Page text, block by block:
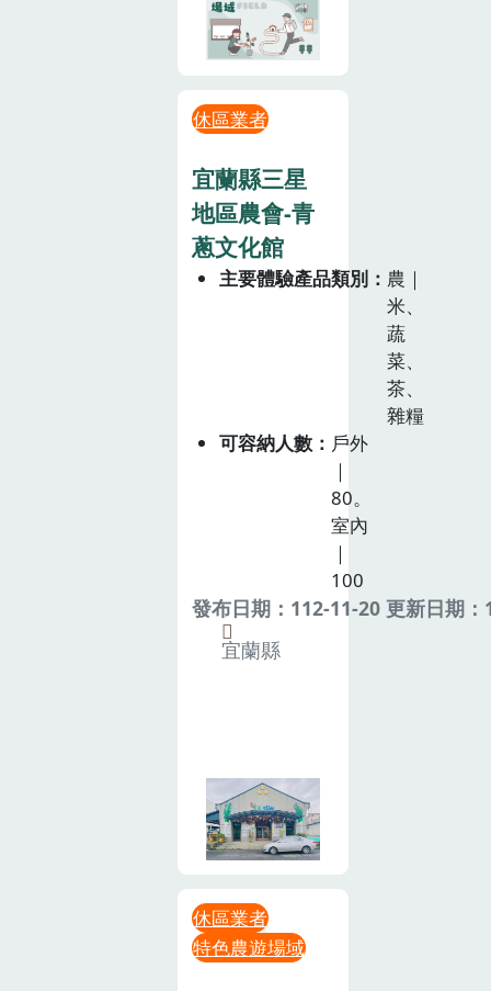
休區業者
宜蘭縣三星
地區農會-青
蔥文化館
主要體驗產品類別
農｜
米、
蔬
菜、
茶、
雜糧
可容納人數
戶外
｜
80。
室內
｜
100
發布日期：112-11-20 更新日期
宜蘭縣
休區業者
特色農遊場域